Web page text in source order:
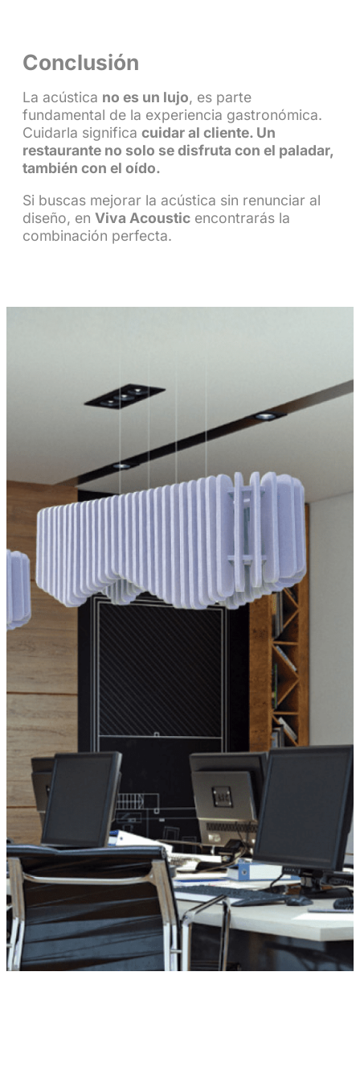
Conclusión
La acústica no es un lujo, es parte
fundamental de la experiencia gastronómica.
Cuidarla significa cuidar al cliente. Un
restaurante no solo se disfruta con el paladar,
también con el oído.
Si buscas mejorar la acústica sin renunciar al
diseño, en Viva Acoustic encontrarás la
combinación perfecta.